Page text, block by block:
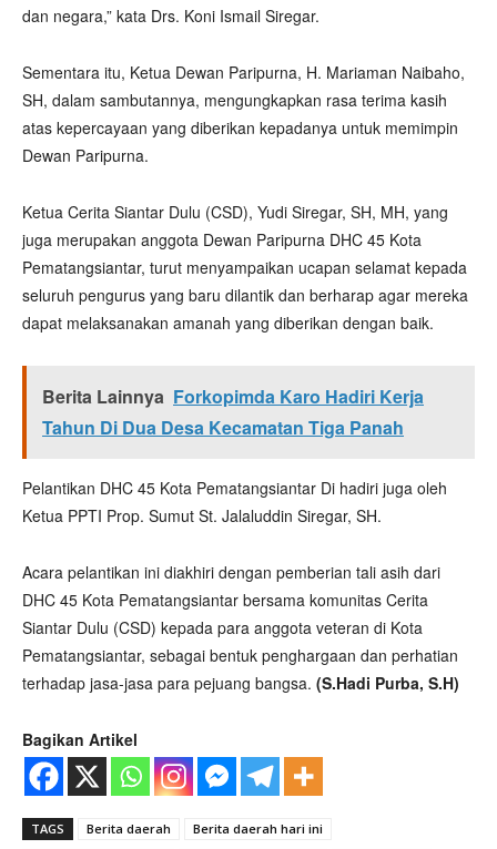
dan negara,” kata Drs. Koni Ismail Siregar.
Sementara itu, Ketua Dewan Paripurna, H. Mariaman Naibaho,
SH, dalam sambutannya, mengungkapkan rasa terima kasih
atas kepercayaan yang diberikan kepadanya untuk memimpin
Dewan Paripurna.
Ketua Cerita Siantar Dulu (CSD), Yudi Siregar, SH, MH, yang
juga merupakan anggota Dewan Paripurna DHC 45 Kota
Pematangsiantar, turut menyampaikan ucapan selamat kepada
seluruh pengurus yang baru dilantik dan berharap agar mereka
dapat melaksanakan amanah yang diberikan dengan baik.
Berita Lainnya Forkopimda Karo Hadiri Kerja
Tahun Di Dua Desa Kecamatan Tiga Panah
Pelantikan DHC 45 Kota Pematangsiantar Di hadiri juga oleh
Ketua PPTI Prop. Sumut St. Jalaluddin Siregar, SH.
Acara pelantikan ini diakhiri dengan pemberian tali asih dari
DHC 45 Kota Pematangsiantar bersama komunitas Cerita
Siantar Dulu (CSD) kepada para anggota veteran di Kota
Pematangsiantar, sebagai bentuk penghargaan dan perhatian
terhadap jasa-jasa para pejuang bangsa. (S.Hadi Purba, S.H)
Bagikan Artikel
TAGS Berita daerah
Berita daerah hari ini